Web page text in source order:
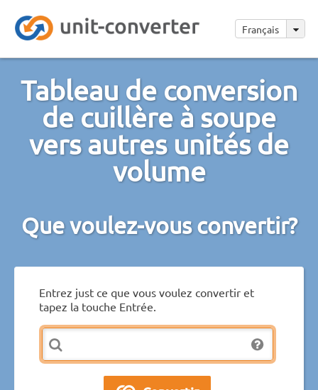
Français
Tableau de conversion
de cuillère à soupe
vers autres unités de
volume
Que voulez-vous convertir?
Entrez just ce que vous voulez convertir et
tapez la touche Entrée.